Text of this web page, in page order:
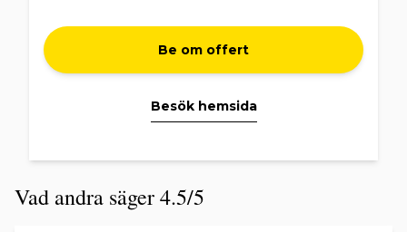
Du som kund undviker därmed problem med att
samordna allt från att kontakta och hitta rätt
företag till rätt skede i ditt projekt eller ansvara för
Oavsett om du ska renovera eller bygga nytt ska
Be om offert
Besök hemsida
Vad andra säger 4.5/5